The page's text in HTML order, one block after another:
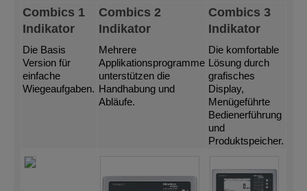
Combics 1
Indikator
Die Basis
Version für
einfache
Wiegeaufgaben.
Combics 2
Indikator
Mehrere
Applikationsprogramme
unterstützen die
Handhabung und
Abläufe.
Combics 3
Indikator
Die komfortable
Lösung durch
grafisches
Display,
Menügeführte
Bedienerführung
und
Produktspeicher.